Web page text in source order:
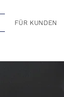
FÜR KUNDEN